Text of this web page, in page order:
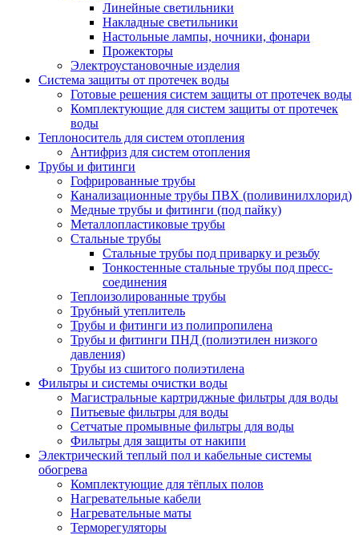
Линейные светильники
Накладные светильники
Настольные лампы, ночники, фонари
Прожекторы
Электроустановочные изделия
Система защиты от протечек воды
Готовые решения систем защиты от протечек воды
Комплектующие для систем защиты от протечек
воды
Теплоноситель для систем отопления
Антифриз для систем отопления
Трубы и фитинги
Гофрированные трубы
Канализационные трубы ПВХ (поливинилхлорид)
Медные трубы и фитинги (под пайку)
Металлопластиковые трубы
Стальные трубы
Стальные трубы под приварку и резьбу
Тонкостенные стальные трубы под пресс-
соединения
Теплоизолированные трубы
Трубный утеплитель
Трубы и фитинги из полипропилена
Трубы и фитинги ПНД (полиэтилен низкого
давления)
Трубы из сшитого полиэтилена
Фильтры и системы очистки воды
Магистральные картриджные фильтры для воды
Питьевые фильтры для воды
Сетчатые промывные фильтры для воды
Фильтры для защиты от накипи
Электрический теплый пол и кабельные системы
обогрева
Комплектующие для тёплых полов
Нагревательные кабели
Нагревательные маты
Терморегуляторы